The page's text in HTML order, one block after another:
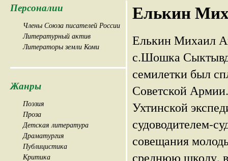
Персоналии
Члены Союза писателей России
Литературный актив
Литераторы земли Коми
Жанры
Поэзия
Проза
Детская литература
Драматургия
Публицистика
Критика
Елькин
Елькин Михаил
с.Шошка
семилетки был
Советской
Ухтинской
судоводителем-
совещания
среднюю школу,